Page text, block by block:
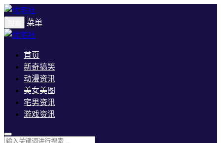
菜单
首页
新奇搞笑
动漫资讯
美女美图
宅男资讯
游戏资讯